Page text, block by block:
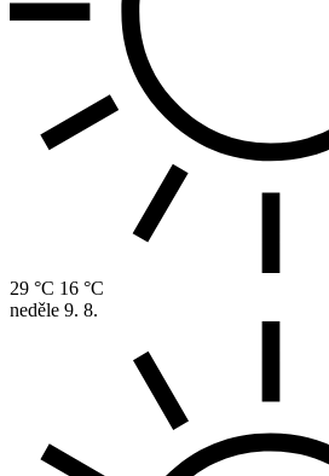
29 °C 16 °C
neděle 9. 8.